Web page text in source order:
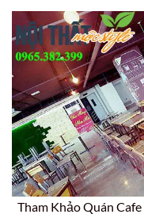
Tham Khảo Quán